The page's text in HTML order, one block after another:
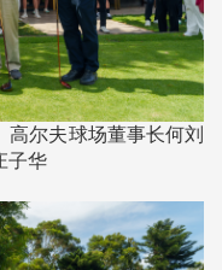
尔夫球场董事长何刘
子华